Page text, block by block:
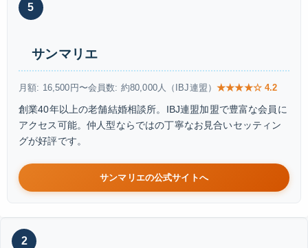
5
サンマリエ
月額: 16,500円〜会員数: 約80,000人（IBJ連盟）★★★★☆ 4.2
創業40年以上の老舗結婚相談所。IBJ連盟加盟で豊富な会員に
アクセス可能。仲人型ならではの丁寧なお見合いセッティン
グが好評です。
サンマリエの公式サイトへ
2